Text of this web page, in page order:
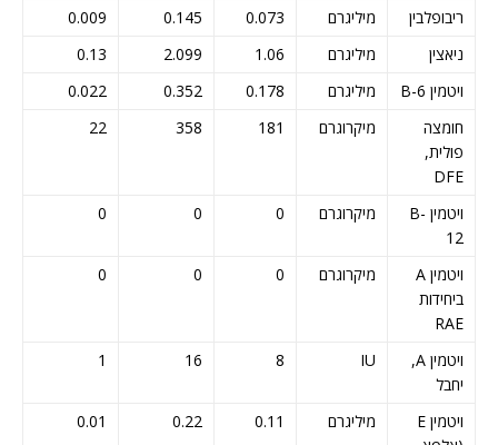
ריבופלבין
מיליגרם 0.073
0.145
0.009
ניאצין
מיליגרם 1.06
2.099
0.13
ויטמין B-6
מיליגרם 0.178
0.352
0.022
חומצה
פולית,
DFE
מיקרוגרם 181
358
22
ויטמין B-
12
מיקרוגרם 0
0
0
ויטמין A
ביחידות
RAE
מיקרוגרם 0
0
0
ויטמין A,
יחבל
IU
8
16
1
ויטמין E
מיליגרם 0.11
0.22
0.01